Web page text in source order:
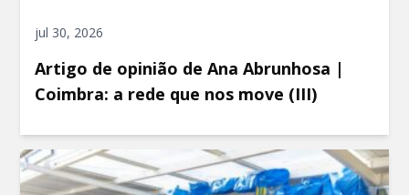
jul 30, 2026
Artigo de opinião de Ana Abrunhosa |
Coimbra: a rede que nos move (III)